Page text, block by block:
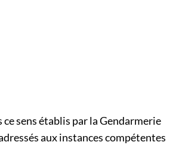
sens établis par la Gendarmerie
aux instances compétentes